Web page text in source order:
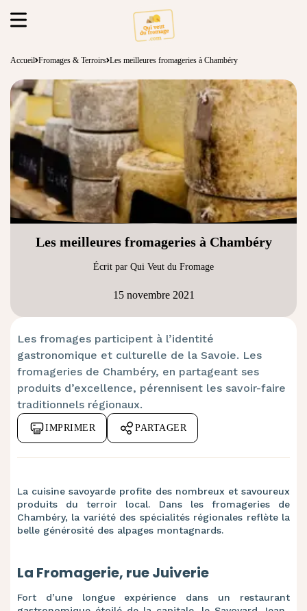
Accueil Fromages & Terroirs Les meilleures fromageries à Chambéry
Les meilleures fromageries à Chambéry
Écrit par Qui Veut du Fromage
15 novembre 2021
Les fromages participent à l’identité
gastronomique et culturelle de la Savoie. Les
fromageries de Chambéry, en partageant ses
produits d’excellence, pérennisent les savoir-faire
traditionnels régionaux.
IMPRIMER PARTAGER
La cuisine savoyarde profite des nombreux et savoureux
produits du terroir local. Dans les fromageries de
Chambéry, la variété des spécialités régionales reflète la
belle générosité des alpages montagnards.
La Fromagerie, rue Juiverie
Fort d’une longue expérience dans un restaurant